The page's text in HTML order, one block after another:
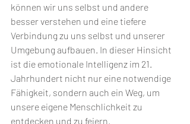
können wir uns selbst und andere
besser verstehen und eine tiefere
Verbindung zu uns selbst und unserer
Umgebung aufbauen. In dieser Hinsicht
ist die emotionale Intelligenz im 21.
Jahrhundert nicht nur eine notwendige
Fähigkeit, sondern auch ein Weg, um
unsere eigene Menschlichkeit zu
entdecken und zu feiern.